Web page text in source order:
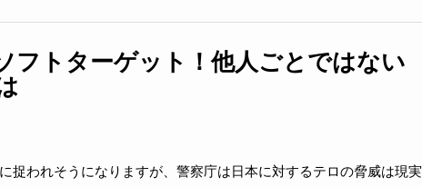
フトターゲット！他人ごとではない
捉われそうになりますが、警察庁は日本に対するテロの脅威は現実